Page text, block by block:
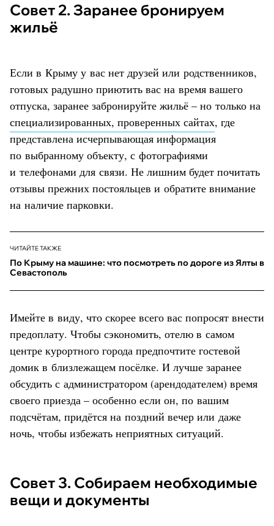
Совет 2. Заранее бронируем
жильё
Если в Крыму у вас нет друзей или родственников,
готовых радушно приютить вас на время вашего
отпуска, заранее забронируйте жильё – но только на
специализированных, проверенных сайтах, где
представлена исчерпывающая информация
по выбранному объекту, с фотографиями
и телефонами для связи. Не лишним будет почитать
отзывы прежних постояльцев и обратите внимание
на наличие парковки.
ЧИТАЙТЕ ТАКЖЕ
По Крыму на машине: что посмотреть по дороге из Ялты в
Севастополь
Имейте в виду, что скорее всего вас попросят внести
предоплату. Чтобы сэкономить, отелю в самом
центре курортного города предпочтите гостевой
домик в близлежащем посёлке. И лучше заранее
обсудить с администратором (арендодателем) время
своего приезда – особенно если он, по вашим
подсчётам, придётся на поздний вечер или даже
ночь, чтобы избежать неприятных ситуаций.
Совет 3. Собираем необходимые
вещи и документы